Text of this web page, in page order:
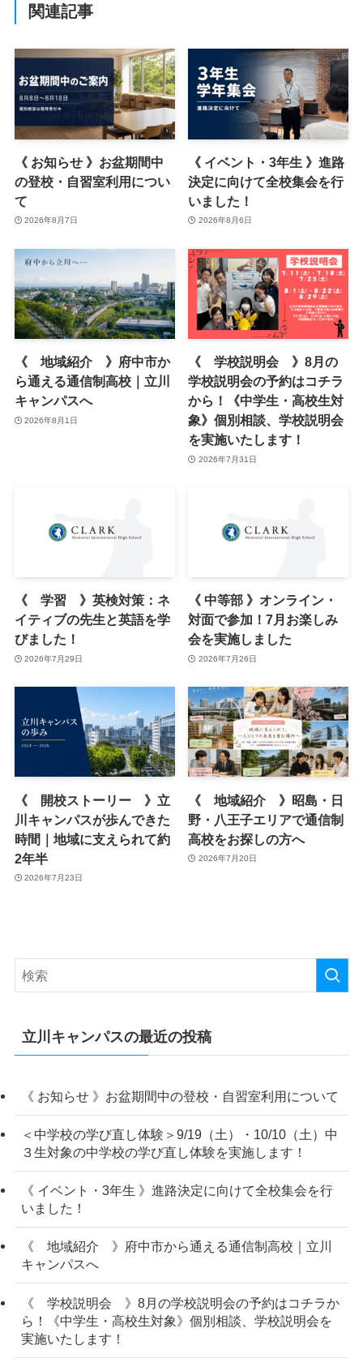
関連記事
《 お知らせ 》お盆期間中
の登校・自習室利用につい
て
2026年8月7日
《 イベント・3年生 》進路
決定に向けて全校集会を行
いました！
2026年8月6日
《 地域紹介 》府中市か
ら通える通信制高校｜立川
キャンパスへ
2026年8月1日
《 学校説明会 》8月の
学校説明会の予約はコチラ
から！《中学生・高校生対
象》個別相談、学校説明会
を実施いたします！
2026年7月31日
《 学習 》英検対策：ネ
イティブの先生と英語を学
びました！
2026年7月29日
《 中等部 》オンライン・
対面で参加！7月お楽しみ
会を実施しました
2026年7月26日
《 開校ストーリー 》立
川キャンパスが歩んできた
時間｜地域に支えられて約
2年半
2026年7月23日
《 地域紹介 》昭島・日
野・八王子エリアで通信制
高校をお探しの方へ
2026年7月20日
立川キャンパスの最近の投稿
《 お知らせ 》お盆期間中の登校・自習室利用について
＜中学校の学び直し体験＞9/19（土）・10/10（土）中
３生対象の中学校の学び直し体験を実施します！
《 イベント・3年生 》進路決定に向けて全校集会を行
いました！
《 地域紹介 》府中市から通える通信制高校｜立川
キャンパスへ
《 学校説明会 》8月の学校説明会の予約はコチラか
ら！《中学生・高校生対象》個別相談、学校説明会を
実施いたします！